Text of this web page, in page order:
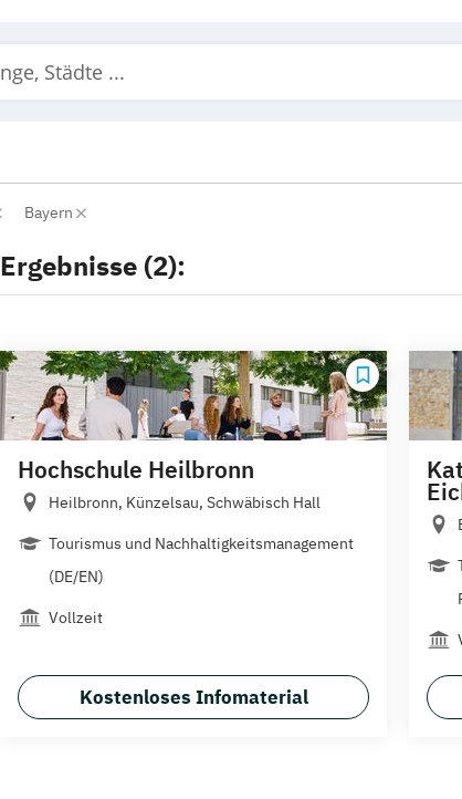
Bayern
Ergebnisse (2):
Hochschule Heilbronn
Heilbronn, Künzelsau, Schwäbisch Hall
Tourismus und Nachhaltigkeitsmanagement
(DE/EN)
Vollzeit
Kostenloses Infomaterial